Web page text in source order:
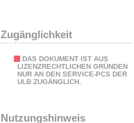
Zugänglichkeit
DAS DOKUMENT IST AUS
LIZENZRECHTLICHEN GRÜNDEN
NUR AN DEN SERVICE-PCS DER
ULB ZUGÄNGLICH.
Nutzungshinweis